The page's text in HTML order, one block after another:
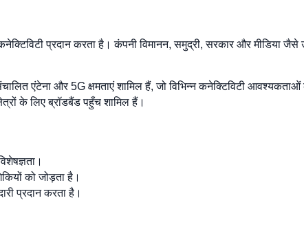
प्रदान करता है। कंपनी विमानन, समुद्री, सरकार और मीडिया जैसे
एंटेना और 5G क्षमताएं शामिल हैं, जो विभिन्न कनेक्टिविटी
के लिए ब्रॉडबैंड पहुँच शामिल हैं।
को जोड़ता है।
प्रदान करता है।